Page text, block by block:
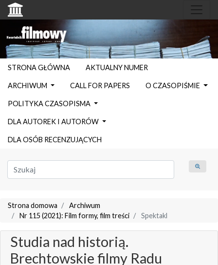
STRONA GŁÓWNA AKTUALNY NUMER
ARCHIWUM CALL FOR PAPERS O CZASOPIŚMIE
POLITYKA CZASOPISMA
DLA AUTOREK I AUTORÓW
DLA OSÓB RECENZUJĄCYCH
Strona domowa
Archiwum
Nr 115 (2021): Film formy, film treści
Spektakl
Studia nad historią.
Brechtowskie filmy Radu